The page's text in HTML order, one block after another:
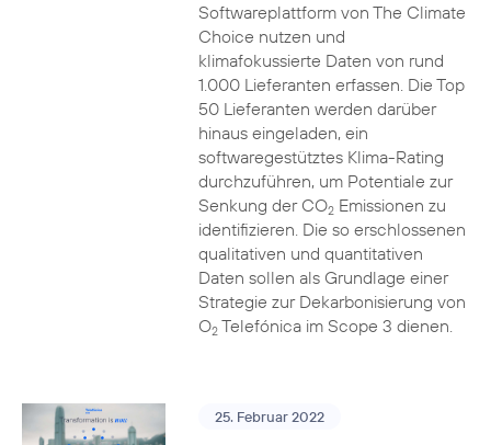
Softwareplattform von The Climate
Choice nutzen und
klimafokussierte Daten von rund
1.000 Lieferanten erfassen. Die Top
50 Lieferanten werden darüber
hinaus eingeladen, ein
softwaregestütztes Klima-Rating
durchzuführen, um Potentiale zur
Senkung der CO2Emissionen zu
identifizieren. Die so erschlossenen
qualitativen und quantitativen
Daten sollen als Grundlage einer
Strategie zur Dekarbonisierung von
O2Telefónica im Scope 3 dienen.
25. Februar 2022